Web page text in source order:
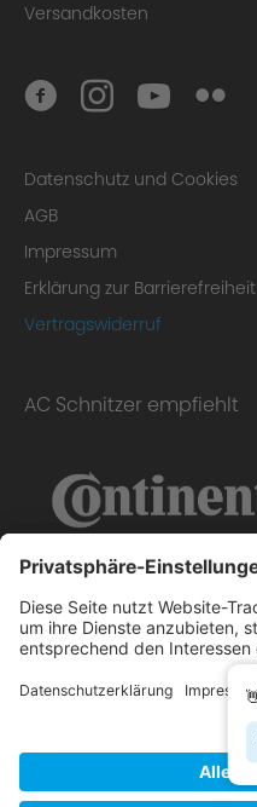
Versandkosten
Datenschutz und Cookies
AGB
Impressum
Erklärung zur Barrierefreiheit
Vertragswiderruf
AC Schnitzer empfiehlt